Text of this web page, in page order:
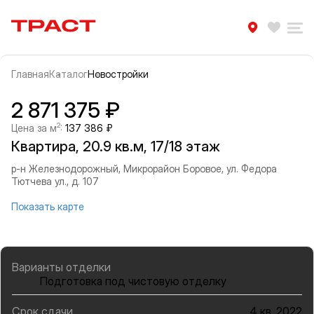
Траст | Служба недвижимости
ГлавнаяКаталогНовостройки
Информация об объекте
Галерея
2 871 375 ₽
Цена за м2: 137 386 ₽
Квартира, 20.9 кв.м, 17/18 этаж
р-н Железнодорожный, Микрорайон Боровое, ул. Федора
Тютчева ул., д. 107
Показать карте
Варианты отделки
Подготовка под чистовую отделку
Срок сдачи 4 кв. 2022